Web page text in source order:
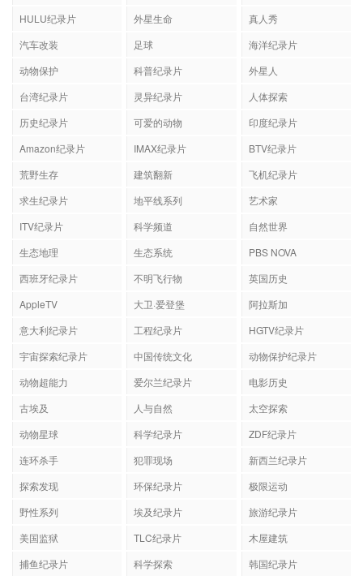
HULU纪录片
外星生命
真人秀
汽车改装
足球
海洋纪录片
动物保护
科普纪录片
外星人
台湾纪录片
灵异纪录片
人体探索
历史纪录片
可爱的动物
印度纪录片
Amazon纪录片
IMAX纪录片
BTV纪录片
荒野生存
建筑翻新
飞机纪录片
求生纪录片
地平线系列
艺术家
ITV纪录片
科学频道
自然世界
生态地理
生态系统
PBS NOVA
西班牙纪录片
不明飞行物
英国历史
AppleTV
大卫·爱登堡
阿拉斯加
意大利纪录片
工程纪录片
HGTV纪录片
宇宙探索纪录片
中国传统文化
动物保护纪录片
动物超能力
爱尔兰纪录片
电影历史
古埃及
人与自然
太空探索
动物星球
科学纪录片
ZDF纪录片
连环杀手
犯罪现场
新西兰纪录片
探索发现
环保纪录片
极限运动
野性系列
埃及纪录片
旅游纪录片
美国监狱
TLC纪录片
木屋建筑
捕鱼纪录片
科学探索 韩国纪录片